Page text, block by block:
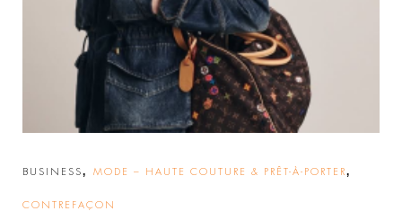
BUSINESS, MODE – HAUTE COUTURE & PRÊT-À-PORTER,
CONTREFAÇON